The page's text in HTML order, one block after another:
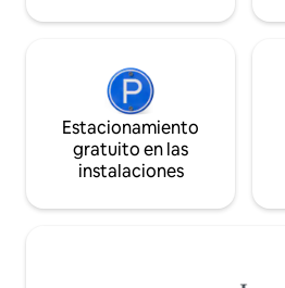
Estacionamiento
gratuito en las
instalaciones